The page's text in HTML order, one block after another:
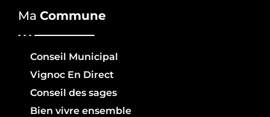
Ma Commune
Conseil Municipal
Vignoc En Direct
Conseil des sages
Bien vivre ensemble